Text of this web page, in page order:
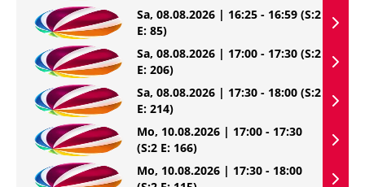
Sa, 08.08.2026 | 16:25 - 16:59 (S:2
E: 85)
Sa, 08.08.2026 | 17:00 - 17:30 (S:2
E: 206)
Sa, 08.08.2026 | 17:30 - 18:00 (S:2
E: 214)
Mo, 10.08.2026 | 17:00 - 17:30
(S:2 E: 166)
Mo, 10.08.2026 | 17:30 - 18:00